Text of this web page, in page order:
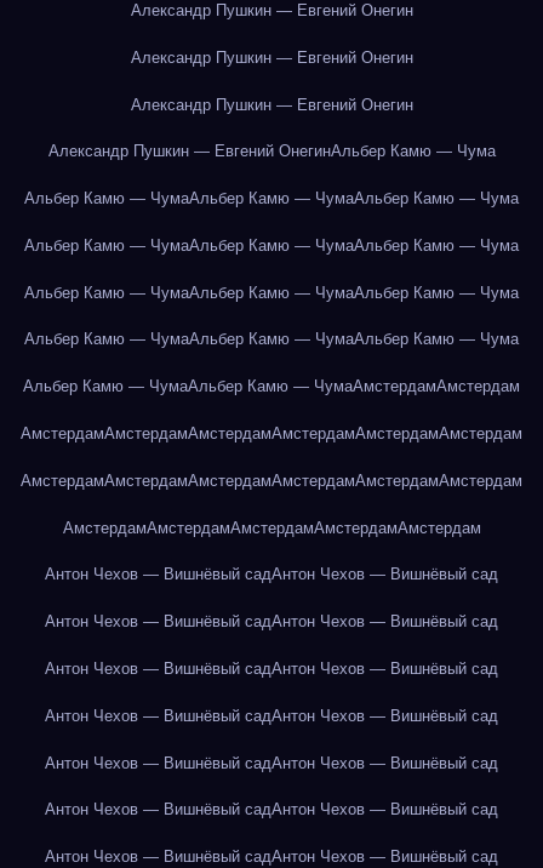
Александр Пушкин — Евгений Онегин
Александр Пушкин — Евгений Онегин
Александр Пушкин — Евгений Онегин
Александр Пушкин — Евгений ОнегинАльбер Камю — Чума
Альбер Камю — ЧумаАльбер Камю — ЧумаАльбер Камю — Чума
Альбер Камю — ЧумаАльбер Камю — ЧумаАльбер Камю — Чума
Альбер Камю — ЧумаАльбер Камю — ЧумаАльбер Камю — Чума
Альбер Камю — ЧумаАльбер Камю — ЧумаАльбер Камю — Чума
Альбер Камю — ЧумаАльбер Камю — ЧумаАмстердамАмстердам
АмстердамАмстердамАмстердамАмстердамАмстердамАмстердам
АмстердамАмстердамАмстердамАмстердамАмстердамАмстердам
АмстердамАмстердамАмстердамАмстердамАмстердам
Антон Чехов — Вишнёвый садАнтон Чехов — Вишнёвый сад
Антон Чехов — Вишнёвый садАнтон Чехов — Вишнёвый сад
Антон Чехов — Вишнёвый садАнтон Чехов — Вишнёвый сад
Антон Чехов — Вишнёвый садАнтон Чехов — Вишнёвый сад
Антон Чехов — Вишнёвый садАнтон Чехов — Вишнёвый сад
Антон Чехов — Вишнёвый садАнтон Чехов — Вишнёвый сад
Антон Чехов — Вишнёвый садАнтон Чехов — Вишнёвый сад